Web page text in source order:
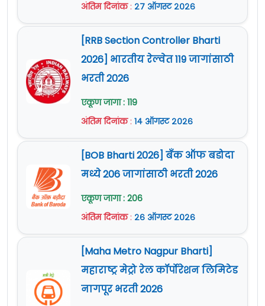
अंतिम दिनांक: २७ ऑगस्ट २०२६
[RRB Section Controller Bharti
2026] भारतीय रेल्वेत 119 जागांसाठी
भरती 2026
एकूण जागा : 119
अंतिम दिनांक: १४ ऑगस्ट २०२६
[BOB Bharti 2026] बँक ऑफ बडोदा
मध्ये 206 जागांसाठी भरती 2026
एकूण जागा : 206
अंतिम दिनांक: २६ ऑगस्ट २०२६
[Maha Metro Nagpur Bharti]
महाराष्ट्र मेट्रो रेल कॉर्पोरेशन लिमिटेड
नागपूर भरती 2026